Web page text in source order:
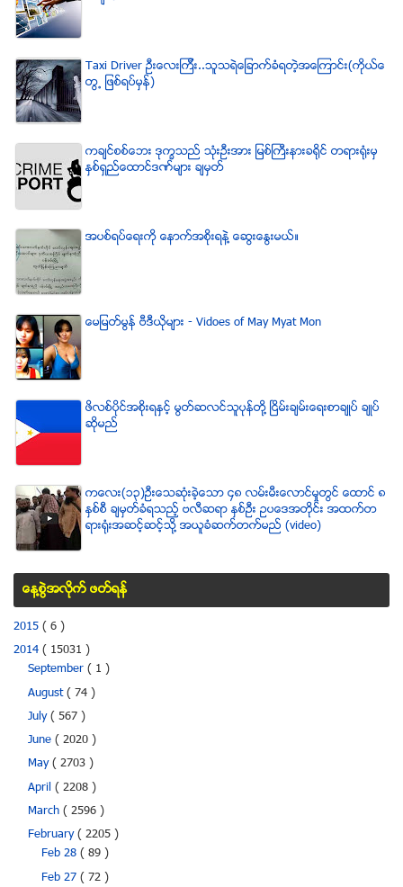
Taxi Driver ဦးေလးၾကီး..သူသရဲေျခာက္ခံရတဲ့အေၾကာင္း(ကိုယ္ေ
တြ႕ ျဖစ္ရပ္မွန္)
ကခ်င္စစ္ေဘး ဒုကၡသည္ သံုးဦးအား ျမစ္ႀကီးနားခရိုင္ တရားရံုးမွ
ႏွစ္ရွည္ေထာင္ဒဏ္မ်ား ခ်မွတ္
အပစ္ရပ္ေရးကို ေနာက္အစိုးရနဲ႔ ေဆြးေႏြးမယ္။
ေမျမတ္မြန္ ဗီဒီယုိမ်ား - Vidoes of May Myat Mon
ဖိလစ္ပိုင္အစိုးရႏွင့္ မြတ္ဆလင္သူပုန္တို႔ ၿငိမ္းခ်မ္းေရးစာခ်ဳပ္ ခ်ဳပ္
ဆိုမည္
ကေလး(၁၃)ဦးေသဆံုးခဲ့ေသာ ၄၈ လမ္းမီးေလာင္မႈတြင္ ေထာင္ ၈
ႏွစ္စီ ခ်မွတ္ခံရသည့္ ဗလီဆရာ ႏွစ္ဦး ဥပေဒအတိုင္း အထက္တ
ရားရံုးအဆင့္ဆင့္သို႔ အယူခံဆက္တက္မည္ (video)
ေန႔စြဲအလိုက္ ဖတ္ရန္
2015 ( 6 )
2014 ( 15031 )
September ( 1 )
August( 74 )
July( 567 )
June ( 2020 )
May( 2703 )
April ( 2208 )
March ( 2596 )
February( 2205 )
Feb 28( 89 )
Feb 27( 72 )